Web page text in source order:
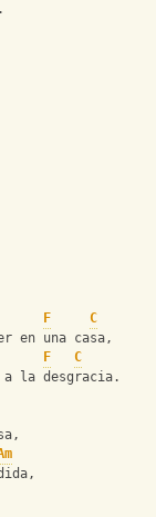
F
C
en una casa,
F
C
a la desgracia.